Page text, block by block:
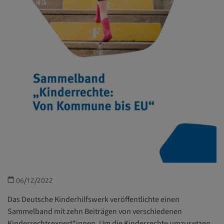
06/12/2022
Das Deutsche Kinderhilfswerk veröffentlichte einen
Sammelband mit zehn Beiträgen von verschiedenen